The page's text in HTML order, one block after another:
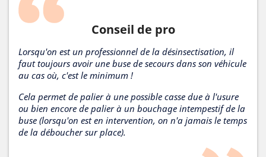
Conseil de pro
Lorsqu'on est un professionnel de la désinsectisation, il
faut toujours avoir une buse de secours dans son véhicule
au cas où, c'est le minimum !
Cela permet de palier à une possible casse due à l'usure
ou bien encore de palier à un bouchage intempestif de la
buse (lorsqu'on est en intervention, on n'a jamais le temps
de la déboucher sur place).